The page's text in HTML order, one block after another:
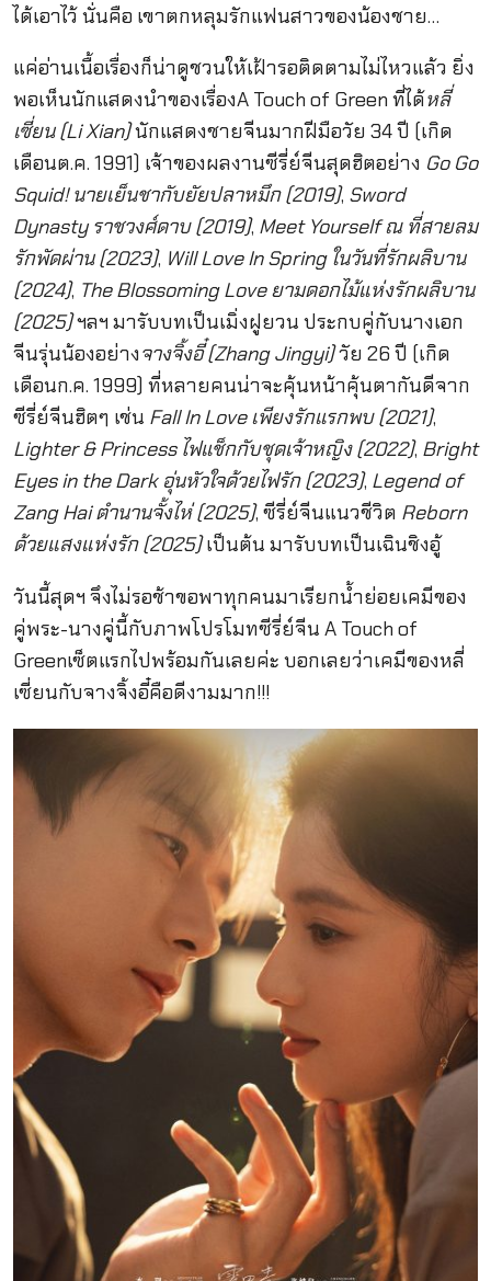
ได้เอาไว้ นั่นคือ เขาตกหลุมรักแฟนสาวของน้องชาย…
แค่อ่านเนื้อเรื่องก็น่าดูชวนให้เฝ้ารอติดตามไม่ไหวแล้ว ยิ่ง
พอเห็นนักแสดงนำของเรื่องA Touch of Green ที่ได้หลี่
เซี่ยน (Li Xian)นักแสดงชายจีนมากฝีมือวัย 34 ปี (เกิด
เดือนต.ค. 1991) เจ้าของผลงานซีรี่ย์จีนสุดฮิตอย่าง Go Go
Squid! นายเย็นชากับยัยปลาหมึก (2019), Sword
Dynasty ราชวงศ์ดาบ (2019), Meet Yourself ณ ที่สายลม
รักพัดผ่าน (2023), Will Love In Spring ในวันที่รักผลิบาน
(2024), The Blossoming Love ยามดอกไม้แห่งรักผลิบาน
(2025)ฯลฯ มารับบทเป็นเมิ่งฝูยวน ประกบคู่กับนางเอก
จีนรุ่นน้องอย่างจางจิ้งอี๋ (Zhang Jingyi)วัย 26 ปี (เกิด
เดือนก.ค. 1999) ที่หลายคนน่าจะคุ้นหน้าคุ้นตากันดีจาก
ซีรี่ย์จีนฮิตๆ เช่น Fall In Love เพียงรักแรกพบ (2021),
Lighter & Princess ไฟแช็กกับชุดเจ้าหญิง (2022), Bright
Eyes in the Dark อุ่นหัวใจด้วยไฟรัก (2023), Legend of
Zang Hai ตำนานจั้งไห่ (2025), ซีรี่ย์จีนแนวชีวิต Reborn
ด้วยแสงแห่งรัก (2025)เป็นต้น มารับบทเป็นเฉินชิงอู้
วันนี้สุดฯ จึงไม่รอช้าขอพาทุกคนมาเรียกน้ำย่อยเคมีของ
คู่พระ-นางคู่นี้กับภาพโปรโมทซีรี่ย์จีน A Touch of
Greenเซ็ตแรกไปพร้อมกันเลยค่ะ บอกเลยว่าเคมีของหลี่
เซี่ยนกับจางจิ้งอี๋คือดีงามมาก!!!